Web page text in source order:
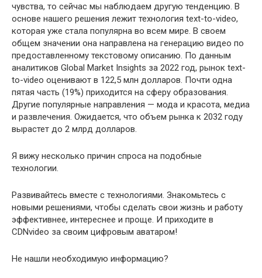
чувства, то сейчас мы наблюдаем другую тенденцию. В
основе нашего решения лежит технология text-to-video,
которая уже стала популярна во всем мире. В своем
общем значении она направлена на генерацию видео по
предоставленному текстовому описанию. По данным
аналитиков Global Market Insights за 2022 год, рынок text-
to-video оценивают в 122,5 млн долларов. Почти одна
пятая часть (19%) приходится на сферу образования.
Другие популярные направления — мода и красота, медиа
и развлечения. Ожидается, что объем рынка к 2032 году
вырастет до 2 млрд долларов.
Я вижу несколько причин спроса на подобные
технологии.
Развивайтесь вместе с технологиями. Знакомьтесь с
новыми решениями, чтобы сделать свои жизнь и работу
эффективнее, интереснее и проще. И приходите в
CDNvideo за своим цифровым аватаром!
Не нашли необходимую информацию?